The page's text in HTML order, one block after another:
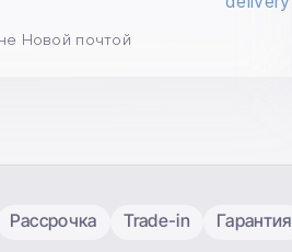
Новой почтой
Рассрочка Trade-in Гарантия